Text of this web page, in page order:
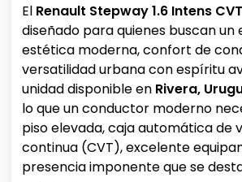
El Renault Stepway 1.6 Intens CVT
diseñado para quienes buscan un
estética moderna, confort de
versatilidad urbana con espíritu
unidad disponible en Rivera,
lo que un conductor moderno
piso elevada, caja automática de
continua (CVT), excelente
presencia imponente que se